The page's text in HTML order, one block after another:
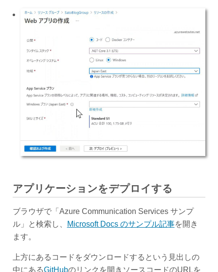
アプリケーションをデプロイする
ブラウザで「Azure Communication Services サンプ
ル」と検索し、
Microsoft Docs のサンプル記事を開き
ます。
上方にあるコードをダウンロードするという見出しの
中にあるGitHubのリンクを開きソースコードのURLを